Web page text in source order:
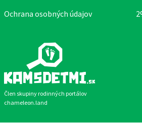
Člen skupiny rodinných portálov
chameleon.land
Ochrana osobných údajov